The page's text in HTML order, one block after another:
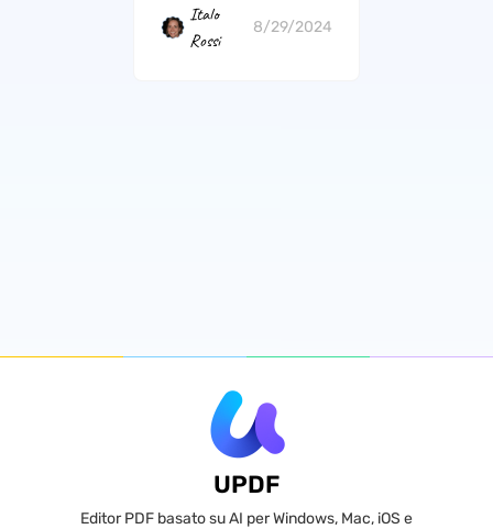
Italo
Rossi
8/29/2024
UPDF
Editor PDF basato su AI per Windows, Mac, iOS e